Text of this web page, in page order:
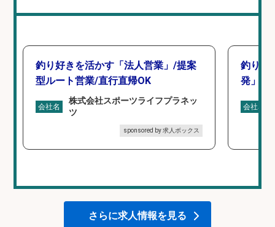
釣り好きを活かす「法人営業」/提案
型ルート営業/直行直帰OK
会社名
株式会社スポーツライフプラネッ
ツ
sponsored by 求人ボックス
釣り好
発」/
会社名
さらに求人情報を見る